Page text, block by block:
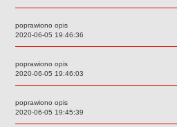
Tabela informacyjna
Czas pracy urzędu
Nr konta bankowego, NIP, REGON
Pracownicy urzędu - urząd gminy
Pracownicy urzędu - baza
Kompetencje referatów
poprawiono opis
Data:
2020-06-05 19:46:36
poprawiono opis
Data:
2020-06-05 19:46:03
poprawiono opis
Data:
2020-06-05 19:45:39